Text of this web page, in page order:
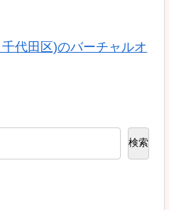
代田区)のバーチャルオ
検索